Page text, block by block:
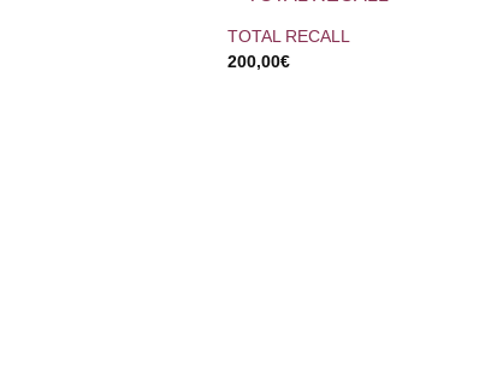
TOTAL RECALL
200,00€